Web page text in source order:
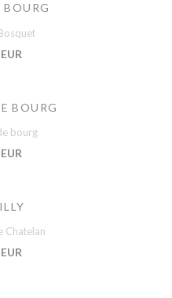
BOURG
BOURG
bourg
Chatelan